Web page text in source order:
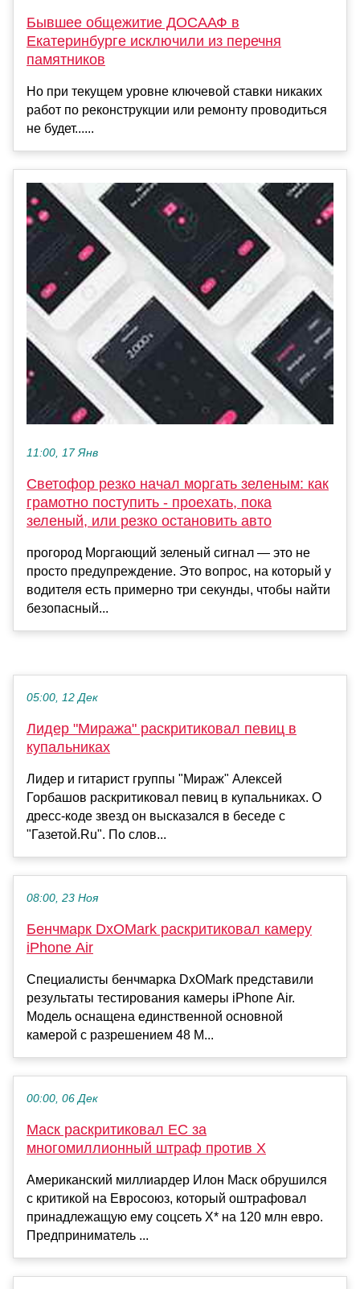
Бывшее общежитие ДОСААФ в
Екатеринбурге исключили из перечня
памятников
Но при текущем уровне ключевой ставки никаких
работ по реконструкции или ремонту проводиться
не будет......
11:00, 17 Янв
Светофор резко начал моргать зеленым: как
грамотно поступить - проехать, пока
зеленый, или резко остановить авто
прогород Моргающий зеленый сигнал — это не
просто предупреждение. Это вопрос, на который у
водителя есть примерно три секунды, чтобы найти
безопасный...
05:00, 12 Дек
Лидер "Миража" раскритиковал певиц в
купальниках
Лидер и гитарист группы "Мираж" Алексей
Горбашов раскритиковал певиц в купальниках. О
дресс-коде звезд он высказался в беседе с
"Газетой.Ru". По слов...
08:00, 23 Ноя
Бенчмарк DxOMark раскритиковал камеру
iPhone Air
Специалисты бенчмарка DxOMark представили
результаты тестирования камеры iPhone Air.
Модель оснащена единственной основной
камерой с разрешением 48 М...
00:00, 06 Дек
Маск раскритиковал ЕС за
многомиллионный штраф против Х
Американский миллиардер Илон Маск обрушился
с критикой на Евросоюз, который оштрафовал
принадлежащую ему соцсеть X* на 120 млн евро.
Предприниматель ...